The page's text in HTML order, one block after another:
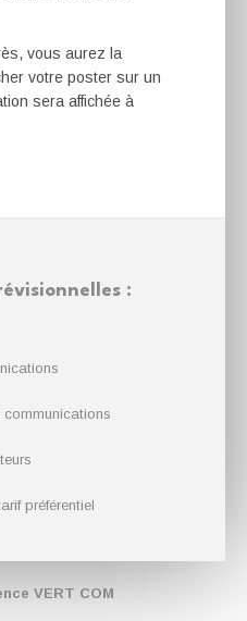
vous aurez la
votre poster sur un
sera affichée à
:
préférentiel
VERT COM